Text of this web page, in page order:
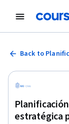
Back to
estratégica